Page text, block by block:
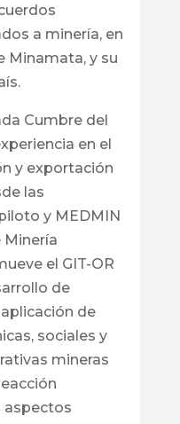
a minería, en
Minamata, y su
Cumbre del
en el
y exportación
las
y MEDMIN
el GIT-OR
de
de
sociales y
mineras
aspectos